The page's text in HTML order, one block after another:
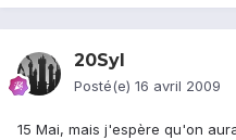
20Syl
Posté(e) 16 avril 2009
15 Mai, mais j'espère qu'on